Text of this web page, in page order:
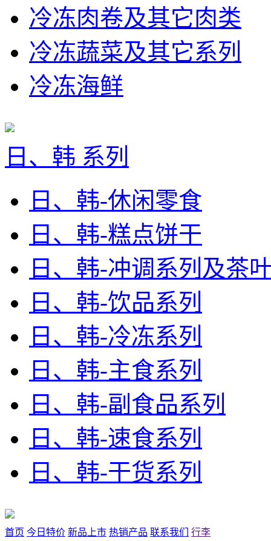
冷冻肉卷及其它肉类
冷冻蔬菜及其它系列
冷冻海鲜
日、韩 系列
日、韩-休闲零食
日、韩-糕点饼干
日、韩-冲调系列及茶
日、韩-饮品系列
日、韩-冷冻系列
日、韩-主食系列
日、韩-副食品系列
日、韩-速食系列
日、韩-干货系列
首页 今日特价 新品上市 热销产品 联系我们
行李